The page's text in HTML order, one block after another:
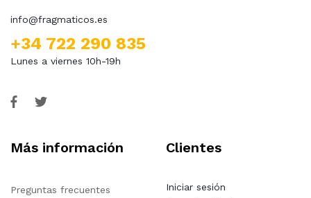
info@fragmaticos.es
+34 722 290 835
Lunes a viernes 10h-19h
Más información
Preguntas frecuentes
Clientes
Iniciar sesión